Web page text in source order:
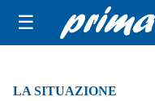
☰
LA SITUAZIONE